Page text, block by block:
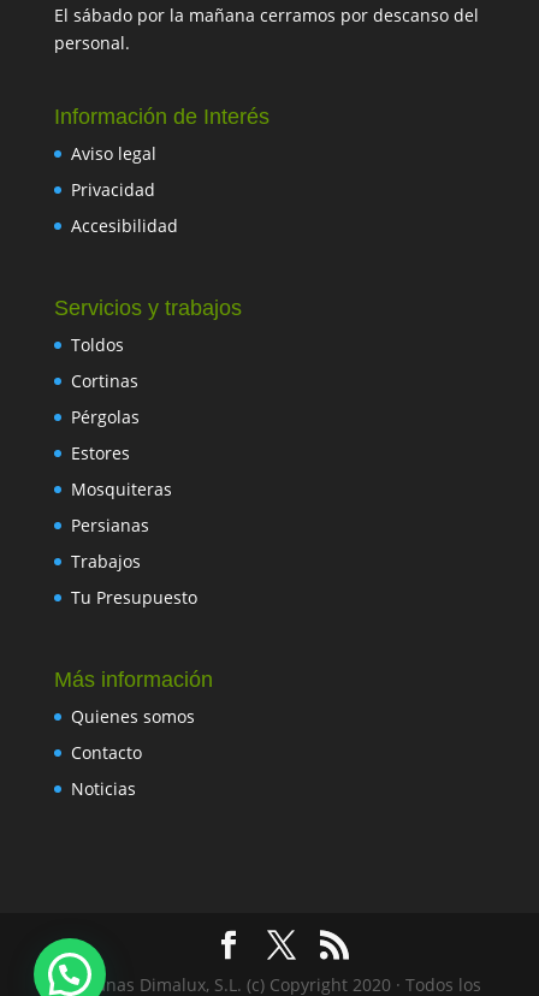
El sábado por la mañana cerramos por descanso del
personal.
Información de Interés
Aviso legal
Privacidad
Accesibilidad
Servicios y trabajos
Toldos
Cortinas
Pérgolas
Estores
Mosquiteras
Persianas
Trabajos
Tu Presupuesto
Más información
Quienes somos
Contacto
Noticias
Persianas Dimalux, S.L. (c) Copyright 2020 · Todos los